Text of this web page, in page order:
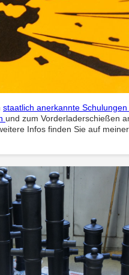
staatlich anerkannte
und zum Vorderladerschießen
Infos finden Sie auf meiner